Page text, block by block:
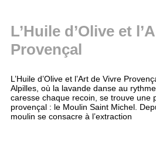
L’Huile d’Olive et
Provençal
L’Huile d’Olive et l’Art de Vivre
Alpilles, où la lavande danse au
caresse chaque recoin, se trouve une
provençal : le Moulin Saint Michel.
moulin se consacre à l’extraction